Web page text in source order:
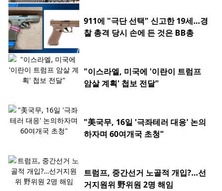
911에 "극단 선택" 신고한 19세…경
찰 총격 당시 손에 든 것은 BB총
"이스라엘, 미국에 '이란이 트럼프
암살 계획' 첩보 전달"
"美국무, 16일 '극좌테러 대응' 논의
하자며 60여개국 초청"
트럼프, 중간선거 노골적 개입?…선
거지원위 野위원 2명 해임